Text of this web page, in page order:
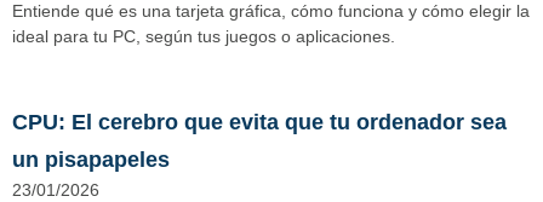
Entiende qué es una tarjeta gráfica, cómo funciona y cómo elegir la
ideal para tu PC, según tus juegos o aplicaciones.
CPU: El cerebro que evita que tu ordenador sea
un pisapapeles
23/01/2026